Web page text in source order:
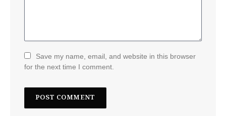
Save my name, email, and website in this browser
for the next time I comment.